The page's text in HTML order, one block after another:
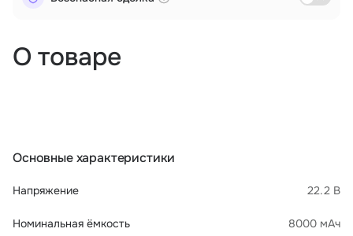
О товаре
Основные характеристики
Напряжение 22.2 В
Номинальная ёмкость 8000 мАч